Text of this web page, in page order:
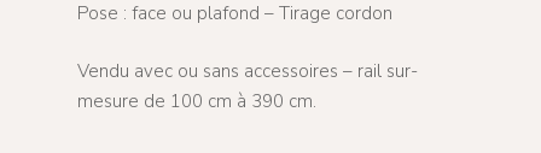
Pose : face ou plafond – Tirage cordon
Vendu avec ou sans accessoires – rail sur-
mesure de 100 cm à 390 cm.